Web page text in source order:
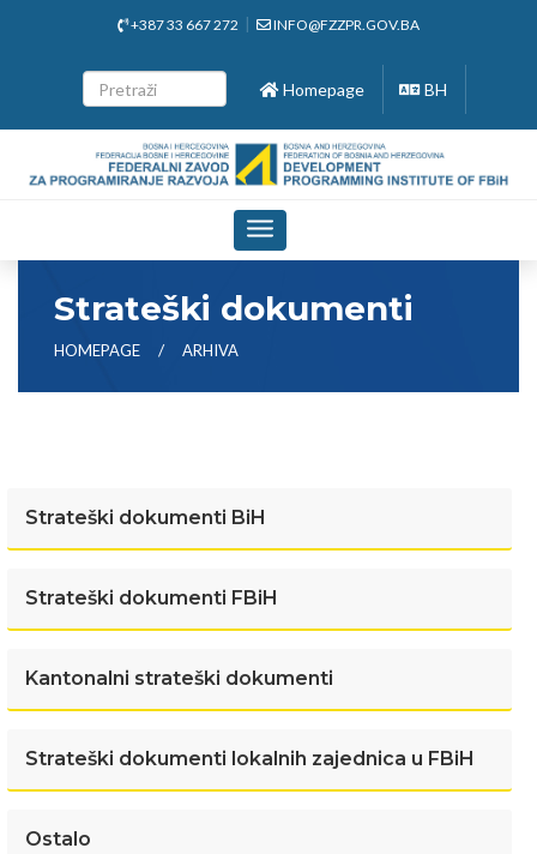
+387 33 667 272 INFO@FZZPR.GOV.BA
Homepage BH
Toggle
navigation
Strateški dokumenti
HOMEPAGE ARHIVA
Strateški dokumenti BiH
Strateški dokumenti FBiH
Kantonalni strateški dokumenti
Strateški dokumenti lokalnih zajednica u FBiH
Ostalo